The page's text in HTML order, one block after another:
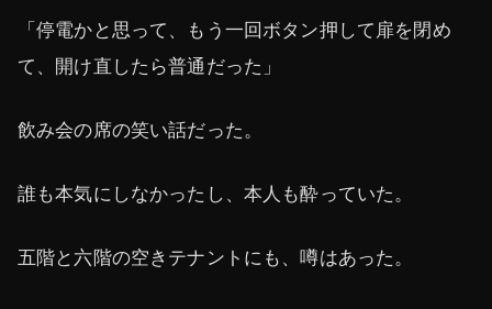
「停電かと思って、もう一回ボタン押して扉を閉め
て、開け直したら普通だった」
飲み会の席の笑い話だった。
誰も本気にしなかったし、本人も酔っていた。
五階と六階の空きテナントにも、噂はあった。